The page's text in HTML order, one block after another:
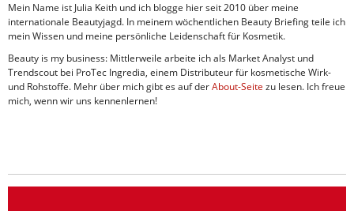
Mein Name ist Julia Keith und ich blogge hier seit 2010 über meine
internationale Beautyjagd. In meinem wöchentlichen Beauty Briefing teile ich
mein Wissen und meine persönliche Leidenschaft für Kosmetik.
Beauty is my business: Mittlerweile arbeite ich als Market Analyst und
Trendscout bei ProTec Ingredia, einem Distributeur für kosmetische Wirk-
und Rohstoffe. Mehr über mich gibt es auf derAbout-Seite zu lesen. Ich freue
mich, wenn wir uns kennenlernen!